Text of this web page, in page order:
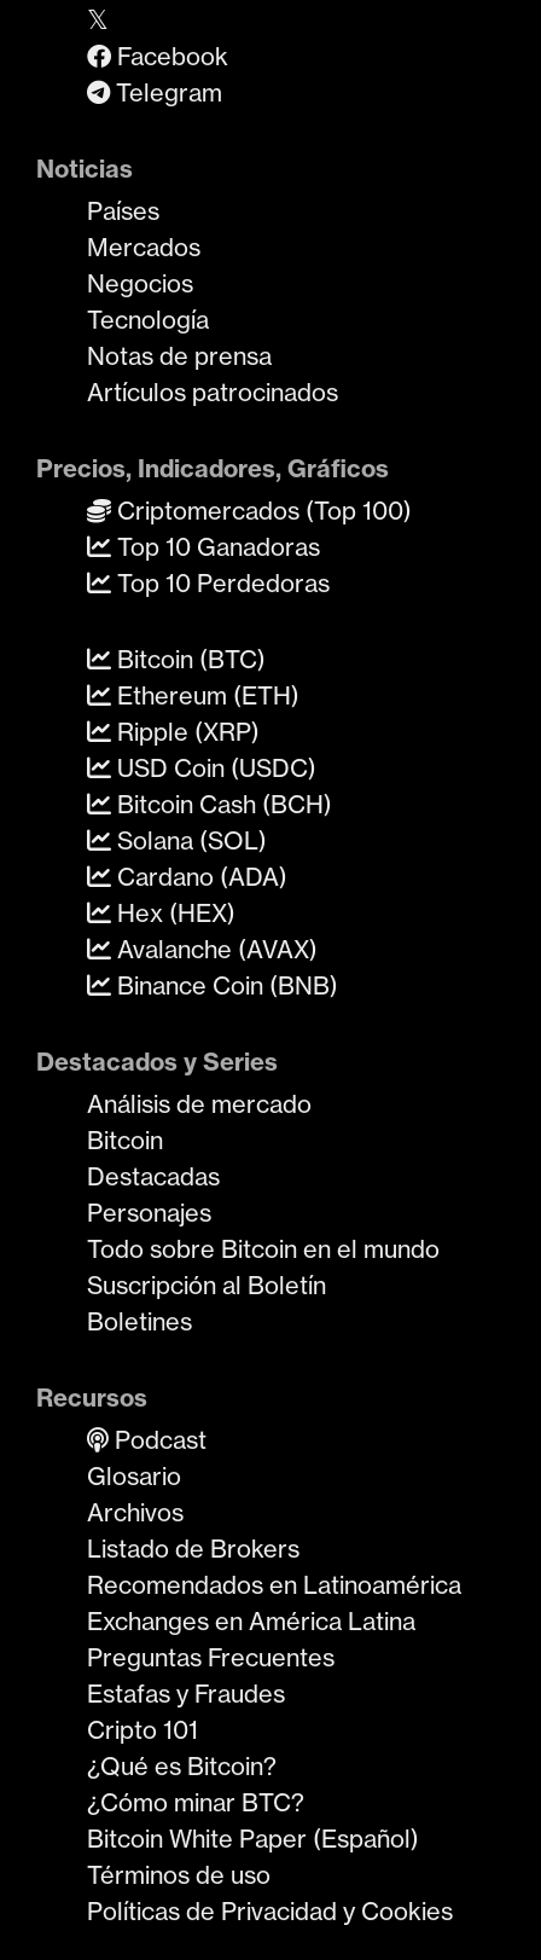
𝕏
Facebook
Telegram
Noticias
Países
Mercados
Negocios
Tecnología
Notas de prensa
Artículos patrocinados
Precios, Indicadores, Gráficos
Criptomercados (Top 100)
Top 10 Ganadoras
Top 10 Perdedoras
Bitcoin (BTC)
Ethereum (ETH)
Ripple (XRP)
USD Coin (USDC)
Bitcoin Cash (BCH)
Solana (SOL)
Cardano (ADA)
Hex (HEX)
Avalanche (AVAX)
Binance Coin (BNB)
Destacados y Series
Análisis de mercado
Bitcoin
Destacadas
Personajes
Todo sobre Bitcoin en el mundo
Suscripción al Boletín
Boletines
Recursos
Podcast
Glosario
Archivos
Listado de Brokers
Recomendados en Latinoamérica
Exchanges en América Latina
Preguntas Frecuentes
Estafas y Fraudes
Cripto 101
¿Qué es Bitcoin?
¿Cómo minar BTC?
Bitcoin White Paper (Español)
Términos de uso
Políticas de Privacidad y Cookies